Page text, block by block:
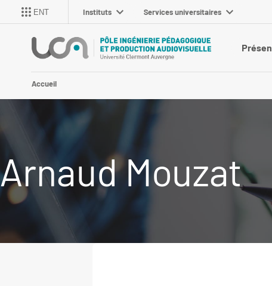
ENT Instituts Services universitaires
Accueil
Arnaud Mouzat